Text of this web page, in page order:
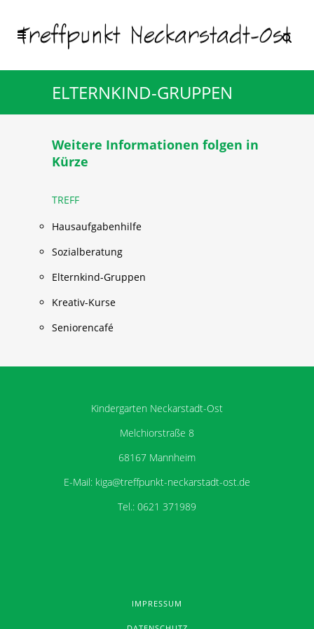
ELTERNKIND-GRUPPEN
Weitere Informationen folgen in
Kürze
TREFF
Hausaufgabenhilfe
Sozialberatung
Elternkind-Gruppen
Kreativ-Kurse
Seniorencafé
Kindergarten Neckarstadt-Ost
Melchiorstraße 8
68167 Mannheim
E-Mail: kiga@treffpunkt-neckarstadt-ost.de
Tel.: 0621 371989
IMPRESSUM